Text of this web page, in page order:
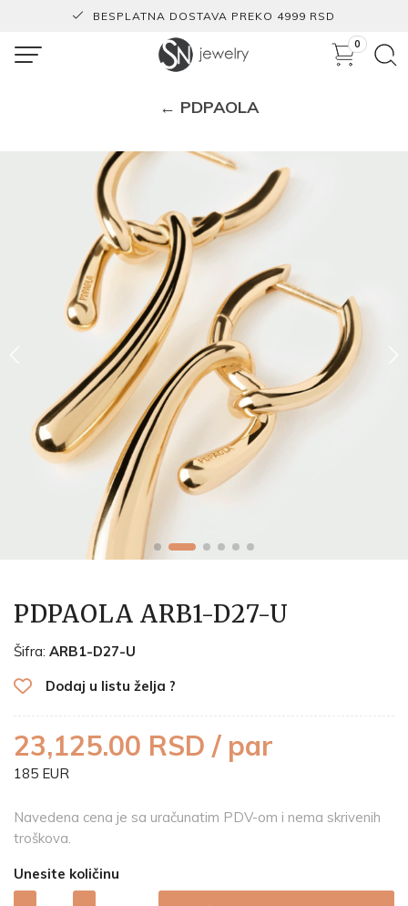
BESPLATNA DOSTAVA PREKO 4999 RSD
0
← PDPAOLA
PDPAOLA ARB1-D27-U
Šifra: ARB1-D27-U
Dodaj u listu želja ?
23,125.00 RSD / par
185 EUR
Navedena cena je sa uračunatim PDV-om i nema skrivenih
troškova.
Unesite količinu